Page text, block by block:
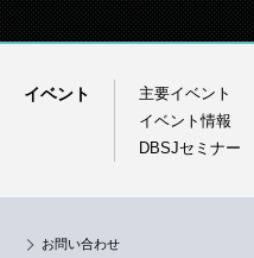
イベント 主要イベント
イベント情報
DBSJセミナー
お問い合わせ